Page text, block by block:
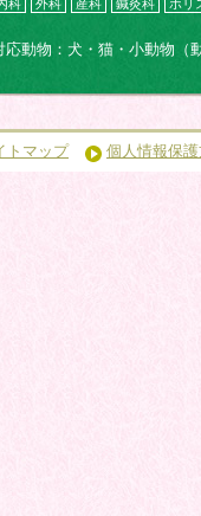
科 外科 産科 鍼灸科 ホリ
応動物：犬・猫・小動物（
トマップ 個人情報保